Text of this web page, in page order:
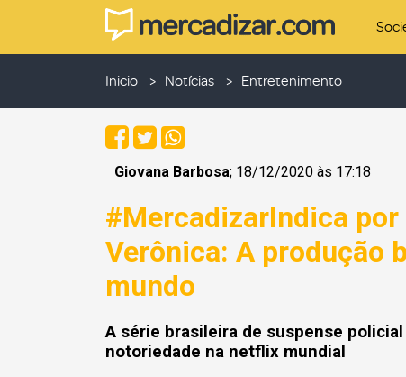
Inicio Notícias Entretenimento
Giovana Barbosa; 18/12/2020 às 17:18
#MercadizarIndica
Verônica: A produção
mundo
A série brasileira de suspense
notoriedade na netflix mundial